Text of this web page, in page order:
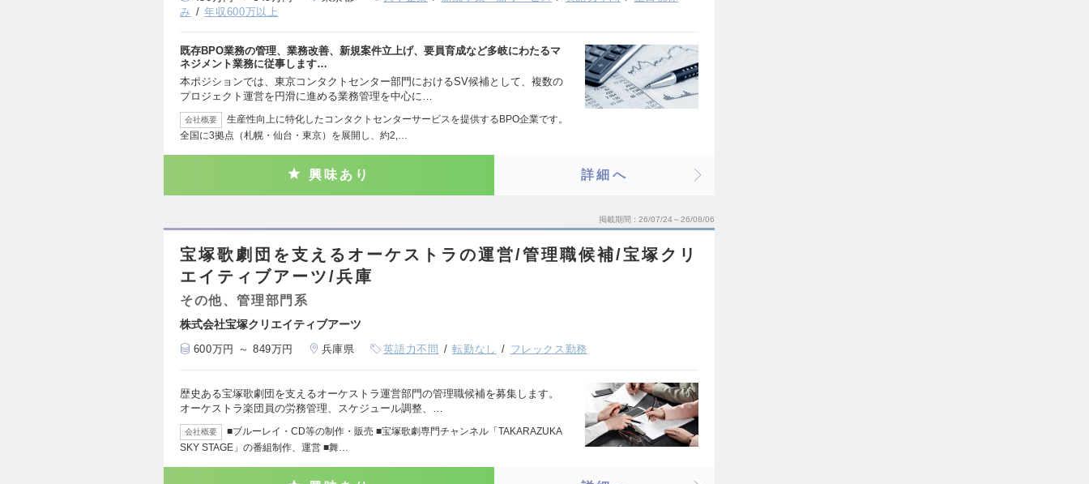
み
年収600万以上
既存BPO業務の管理、業務改善、新規案件立上げ、要員育成など多岐にわたるマ
ネジメント業務に従事します…
本ポジションでは、東京コンタクトセンター部門におけるSV候補として、複数の
プロジェクト運営を円滑に進める業務管理を中心に…
会社概要
生産性向上に特化したコンタクトセンターサービスを提供するBPO企業です。
全国に3拠点（札幌・仙台・東京）を展開し、約2,…
興味あり 詳細へ
掲載期間 26/07/24～26/08/06
宝塚歌劇団を支えるオーケストラの運営/管理職候補/宝塚クリ
エイティブアーツ/兵庫
その他、管理部門系
株式会社宝塚クリエイティブアーツ
600万円 ～ 849万円 兵庫県 英語力不問 転勤なし フレックス勤務
歴史ある宝塚歌劇団を支えるオーケストラ運営部門の管理職候補を募集します。
オーケストラ楽団員の労務管理、スケジュール調整、…
会社概要
■ブルーレイ・CD等の制作・販売 ■宝塚歌劇専門チャンネル「TAKARAZUKA
SKY STAGE」の番組制作、運営 ■舞…